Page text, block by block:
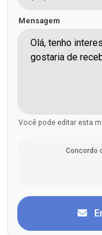
Mensagem
Você pode editar esta
Concordo